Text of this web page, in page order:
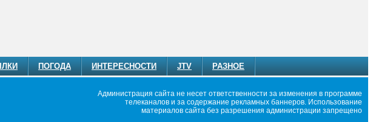
ПОГОДА ИНТЕРЕСНОСТИ JTV РАЗНОЕ
Администрация сайта не несет ответственности за изменения в программе
телеканалов и за содержание рекламных баннеров. Использование
материалов сайта без разрешения администрации запрещено